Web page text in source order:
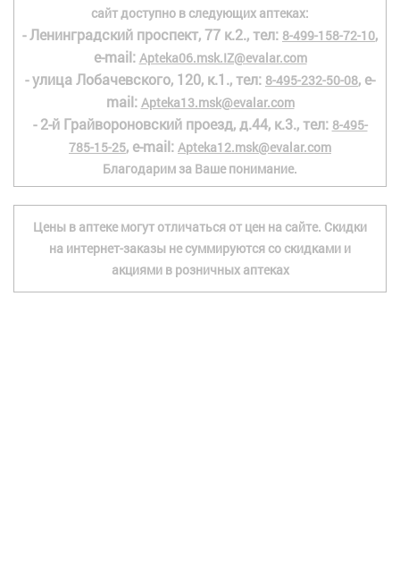
сайт доступно в следующих аптеках:
- Ленинградский проспект, 77 к.2., тел: 8-499-158-72-10,
e-mail: Apteka06.msk.IZ@evalar.com
- улица Лобачевского, 120, к.1., тел: 8-495-232-50-08, e-
mail: Apteka13.msk@evalar.com
- 2-й Грайвороновский проезд, д.44, к.3., тел: 8-495-
785-15-25, e-mail: Apteka12.msk@evalar.com
Благодарим за Ваше понимание.
Цены в аптеке могут отличаться от цен на сайте. Скидки
на интернет-заказы не суммируются со скидками и
акциями в розничных аптеках